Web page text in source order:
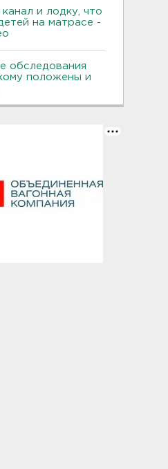
канал и лодку, что
на матрасе -
обследования
положены и